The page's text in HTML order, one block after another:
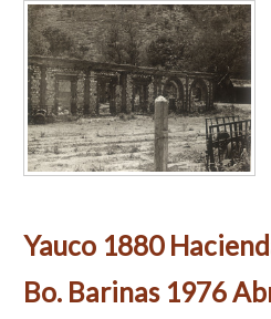
Yauco 1880
Bo. Barinas 1976